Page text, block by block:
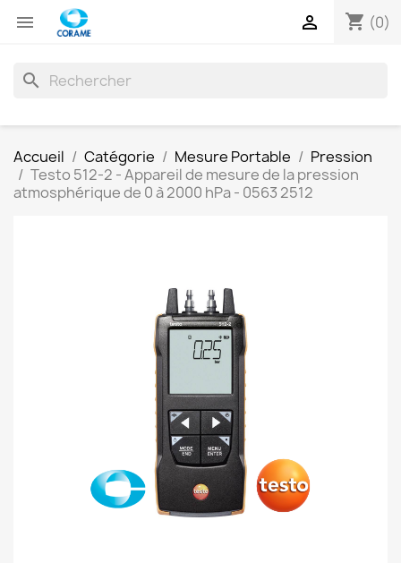
 shopping_cart (0)

search
Accueil Catégorie Mesure Portable
Pression
Testo 512-2 - Appareil de mesure de la pression
atmosphérique de 0 à 2000 hPa - 0563 2512